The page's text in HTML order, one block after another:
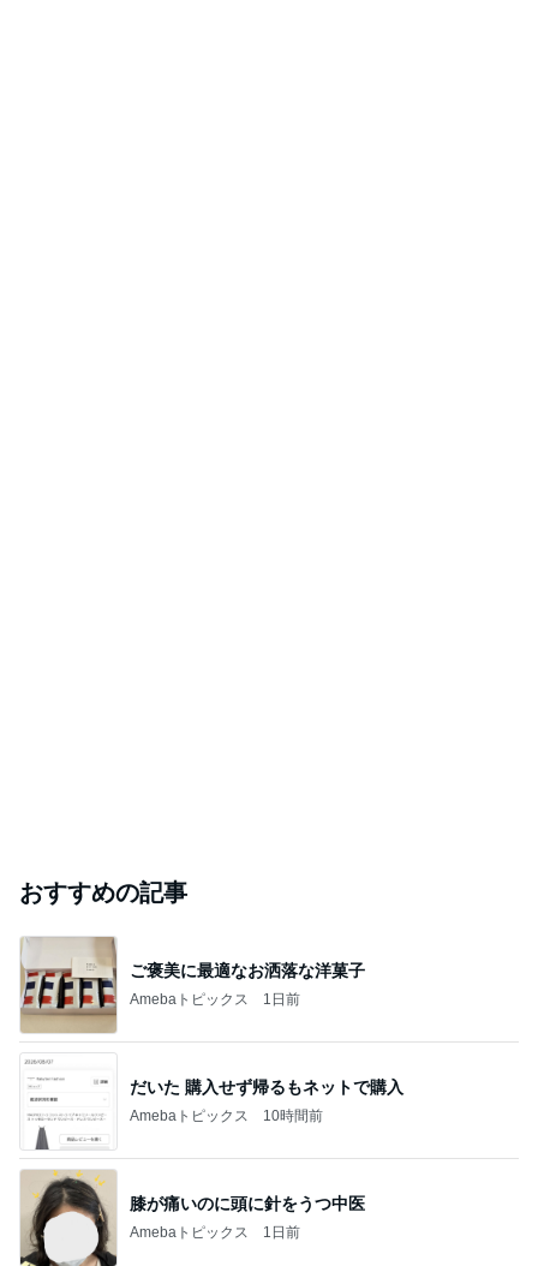
おすすめの記事
ご褒美に最適なお洒落な洋菓子
Amebaトピックス 1日前
だいた 購入せず帰るもネットで購入
Amebaトピックス 10時間前
膝が痛いのに頭に針をうつ中医
Amebaトピックス 1日前